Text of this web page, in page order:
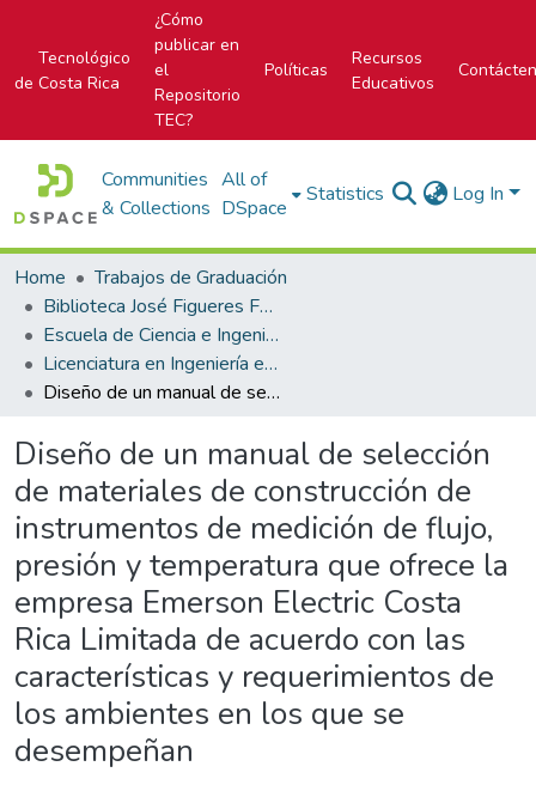
Tecnológico
de Costa Rica
¿Cómo
publicar en
el
Repositorio
TEC?
Políticas
Recursos
Educativos
Communities
& Collections
All of
DSpace
Statistics Log In
Home
Trabajos de Graduación
Biblioteca José Figueres Ferrer
Escuela de Ciencia e Ingeniería de los Materiales
Licenciatura en Ingeniería en Materiales
Diseño de un manual de selección de materiales de construcción de instrumentos de medición de flujo, presión y temperatura que ofrece la empresa Emerson Electric Costa Rica Limitada de acuerdo con las características y requerimientos de los ambientes en los que se desempeñan
Diseño de un manual de selección
de materiales de construcción de
instrumentos de medición de flujo,
presión y temperatura que ofrece la
empresa Emerson Electric Costa
Rica Limitada de acuerdo con las
características y requerimientos de
los ambientes en los que se
desempeñan